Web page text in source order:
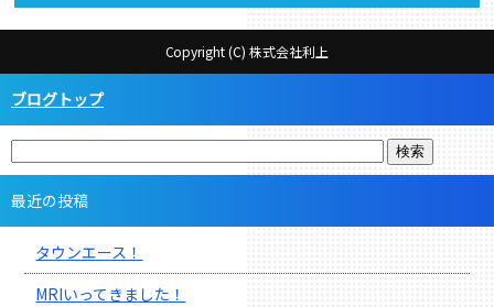
Copyright (C) 株式会社利上
ブログトップ
最近の投稿
タウンエース！
MRIいってきました！